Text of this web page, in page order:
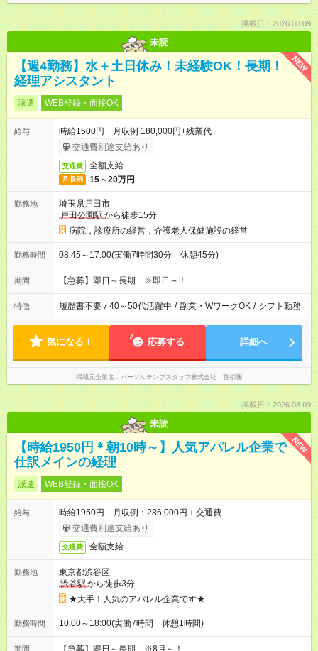
掲載日：2026.08.09
未読
NEW
【週4勤務】水＋土日休み！未経験OK！長期！
経理アシスタント
派遣 WEB登録・面接OK
給与
時給1500円 月収例 180,000円+残業代
交通費別途支給あり
交通費 全額支給
月収例 15～20万円
勤務地
埼玉県戸田市
戸田公園駅から徒歩15分
病院，診療所の経営，介護老人保健施設の経営
勤務時間 08:45～17:00(実働7時間30分 休憩45分)
期間 【急募】即日～長期 ※即日～！
特徴 履歴書不要 / 40～50代活躍中 / 副業・WワークOK / シフト勤務
気になる！ 応募する 詳細へ
掲載元企業名 パーソルテンプスタッフ株式会社 首都圏
掲載日：2026.08.09
未読
NEW
【時給1950円＊朝10時～】人気アパレル企業で
仕訳メインの経理
派遣 WEB登録・面接OK
給与
時給1950円 月収例：286,000円＋交通費
交通費別途支給あり
交通費 全額支給
勤務地
東京都渋谷区
渋谷駅から徒歩3分
★大手！人気のアパレル企業です★
勤務時間 10:00～18:00(実働7時間 休憩1時間)
期間 【急募】即日～長期 ※8月～！